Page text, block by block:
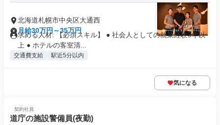
北海道札幌市中央区大通西
月給30万円～35万円
求める人材: 【必須スキル】 ● 社会人としての就業経験3年以
上 ● ホテルの客室清...
交通費支給 駅近5分以内
気になる
契約社員
道庁の施設警備員(夜勤)